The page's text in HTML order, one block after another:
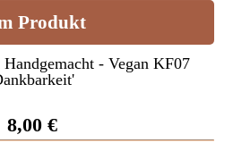
Produkt
8,00 €